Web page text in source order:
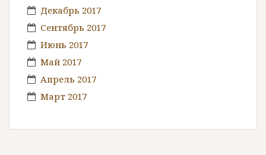
Декабрь 2017
Сентябрь 2017
Июнь 2017
Май 2017
Апрель 2017
Март 2017